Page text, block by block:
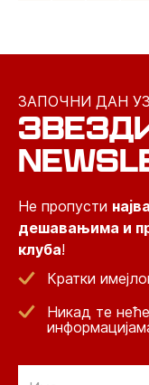
ЗАПОЧНИ ДАН
Не пропусти
дешавањима и
клуба!
Кратки
Никад те